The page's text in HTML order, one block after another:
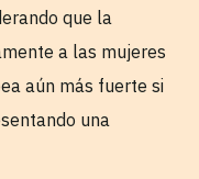
que la
a las mujeres
aún más fuerte si
una